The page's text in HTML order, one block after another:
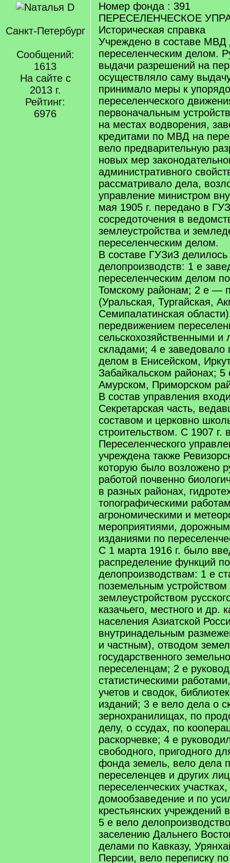
Санкт-Петербург
Сообщений:
1613
На сайте с
2013 г.
Рейтинг:
6976
Номер фонда : 391
ПЕРЕСЕЛЕНЧЕСКОЕ
Историческая справка
Учреждено в составе МВД
переселенческим делом.
выдачи разрешений на
осуществляло саму
принимало меры к
переселенческого
первоначальным
на местах водворения,
кредитами по МВД на
вело предварительную
новых мер
административного
рассматривало дела,
управление министром
мая 1905 г. передано в
сосредоточения в
землеустройства и
переселенческим делом.
В составе ГУЗиЗ делилось
делопроизводств: 1 е
переселенческим делом
Томскому районам; 2 е —
(Уральская, Тургайская,
Семипалатинская
передвижением
сельскохозяйственными и
складами; 4 е заведовало
делом в Енисейском,
Забайкальском районах;
Амурском, Приморском
В состав управления
Секретарская часть,
составом и церковно
строительством. С 1907 г.
Переселенческого
учреждена также
которую было возложено
работой почвенно
в разных районах,
топографическими
агрономическими и
мероприятиями,
изданиями по
С 1 марта 1916 г. было
распределение функций по
делопроизводствам: 1 е
поземельным устройством
землеустройством
казачьего, местного и др.
населения Азиатской
внутринадельным
и частным), отводом
государственного
переселенцам; 2 е
статистическими
учетов и сводок,
изданий; 3 е вело дела о
зернохранилищах, по
делу, о ссудах, по
раскорчевке; 4 е
свободного, пригодного
фонда земель, вело дела
переселенцев и других
переселенческих
домообзаведение и по
крестьянских учреждений
5 е вело
заселению Дальнего
делами по Кавказу,
Персии, вело переписку